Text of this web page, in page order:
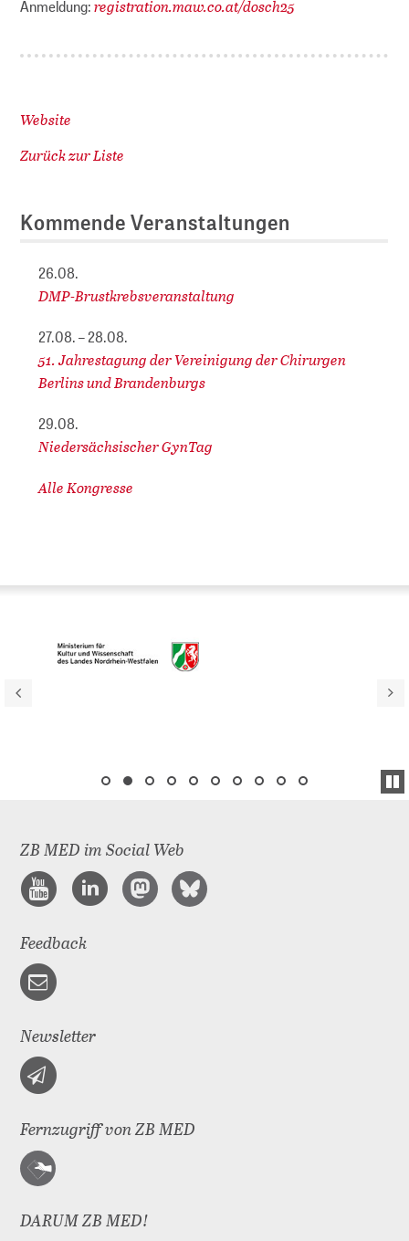
Anmeldung:registration.maw.co.at/dosch25
Website
Zurück zur Liste
Kommende Veranstaltungen
26.08.
DMP-Brustkrebsveranstaltung
27.08. – 28.08.
51. Jahrestagung der Vereinigung der Chirurgen
Berlins und Brandenburgs
29.08.
Niedersächsischer GynTag
Alle Kongresse
ZB MED im Social Web
Feedback
Newsletter
Fernzugriff von ZB MED
DARUM ZB MED!